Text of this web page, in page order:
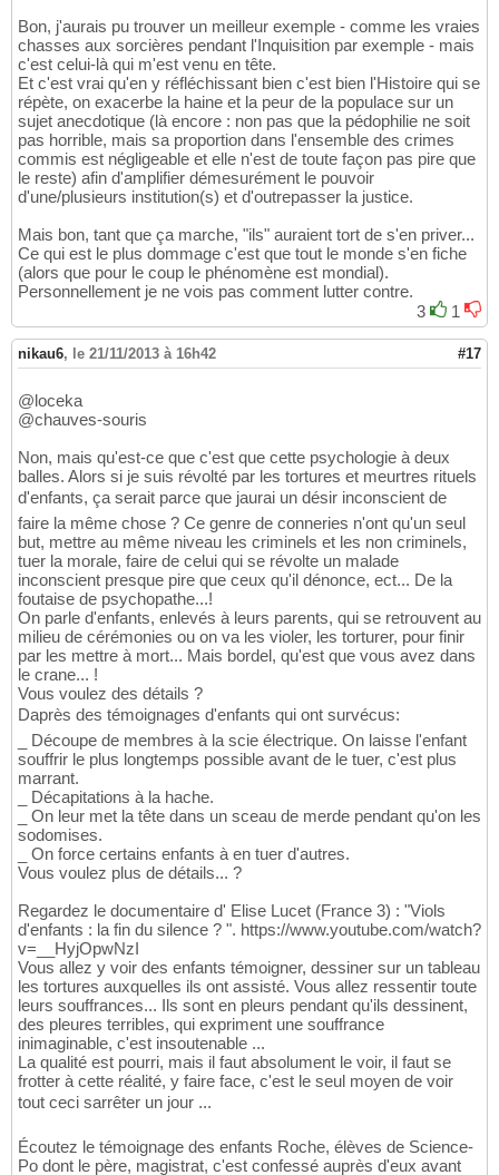
Bon, j'aurais pu trouver un meilleur exemple - comme les vraies
chasses aux sorcières pendant l'Inquisition par exemple - mais
c'est celui-là qui m'est venu en tête.
Et c'est vrai qu'en y réfléchissant bien c'est bien l'Histoire qui se
répète, on exacerbe la haine et la peur de la populace sur un
sujet anecdotique (là encore : non pas que la pédophilie ne soit
pas horrible, mais sa proportion dans l'ensemble des crimes
commis est négligeable et elle n'est de toute façon pas pire que
le reste) afin d'amplifier démesurément le pouvoir
d'une/plusieurs institution(s) et d'outrepasser la justice.
Mais bon, tant que ça marche, "ils" auraient tort de s'en priver...
Ce qui est le plus dommage c'est que tout le monde s'en fiche
(alors que pour le coup le phénomène est mondial).
Personnellement je ne vois pas comment lutter contre.
3
1
nikau6, le 21/11/2013 à 16h42 #17
@loceka
@chauves-souris
Non, mais qu'est-ce que c'est que cette psychologie à deux
balles. Alors si je suis révolté par les tortures et meurtres rituels
d'enfants, ça serait parce que jaurai un désir inconscient de
faire la même chose ? Ce genre de conneries n'ont qu'un seul
but, mettre au même niveau les criminels et les non criminels,
tuer la morale, faire de celui qui se révolte un malade
inconscient presque pire que ceux qu'il dénonce, ect... De la
foutaise de psychopathe...!
On parle d'enfants, enlevés à leurs parents, qui se retrouvent au
milieu de cérémonies ou on va les violer, les torturer, pour finir
par les mettre à mort... Mais bordel, qu'est que vous avez dans
le crane... !
Vous voulez des détails ?
Daprès des témoignages d'enfants qui ont survécus:
_ Découpe de membres à la scie électrique. On laisse l'enfant
souffrir le plus longtemps possible avant de le tuer, c'est plus
marrant.
_ Décapitations à la hache.
_ On leur met la tête dans un sceau de merde pendant qu'on les
sodomises.
_ On force certains enfants à en tuer d'autres.
Vous voulez plus de détails... ?
Regardez le documentaire d' Elise Lucet (France 3) : "Viols
d'enfants : la fin du silence ? ". https://www.youtube.com/watch?
v=__HyjOpwNzI
Vous allez y voir des enfants témoigner, dessiner sur un tableau
les tortures auxquelles ils ont assisté. Vous allez ressentir toute
leurs souffrances... Ils sont en pleurs pendant qu'ils dessinent,
des pleures terribles, qui expriment une souffrance
inimaginable, c'est insoutenable ...
La qualité est pourri, mais il faut absolument le voir, il faut se
frotter à cette réalité, y faire face, c'est le seul moyen de voir
tout ceci sarrêter un jour ...
Écoutez le témoignage des enfants Roche, élèves de Science-
Po dont le père, magistrat, c'est confessé auprès d'eux avant